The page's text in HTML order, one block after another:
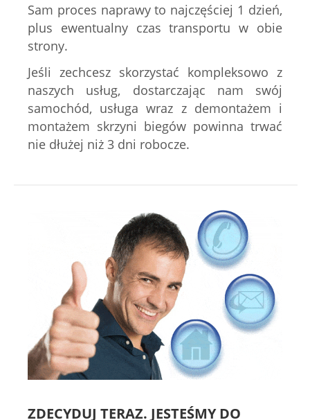
Sam proces naprawy to najczęściej 1 dzień,
plus ewentualny czas transportu w obie
strony.
Jeśli zechcesz skorzystać kompleksowo z
naszych usług, dostarczając nam swój
samochód, usługa wraz z demontażem i
montażem skrzyni biegów powinna trwać
nie dłużej niż 3 dni robocze.
ZDECYDUJ TERAZ. JESTEŚMY DO